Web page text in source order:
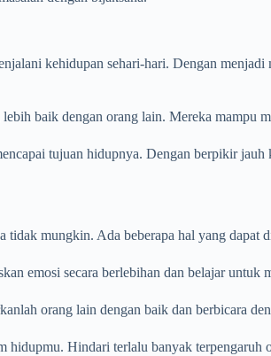
kehidupan sehari-hari. Dengan
baik dengan orang lain. Mereka
tujuan hidupnya. Dengan berpikir
mungkin. Ada beberapa hal yang dapat
emosi secara berlebihan dan belajar untuk
orang lain dengan baik dan berbicara
hidupmu. Hindari terlalu banyak